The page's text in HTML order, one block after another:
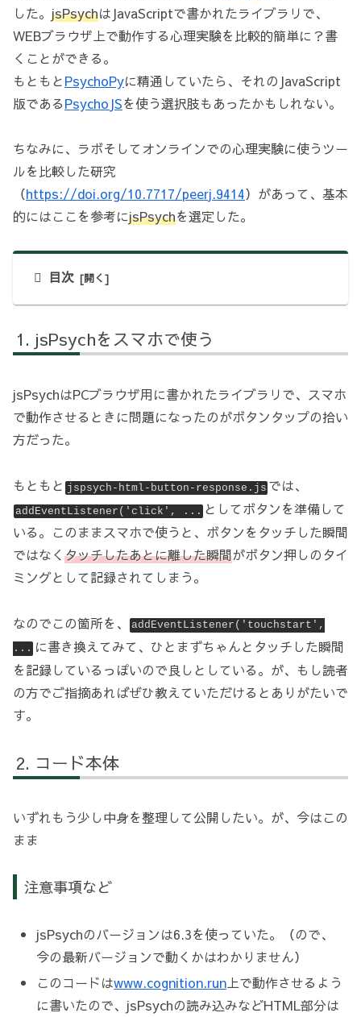
した。 jsPsychはJavaScriptで書かれたライブラリで、
WEBブラウザ上で動作する心理実験を比較的簡単に？書
くことができる。
もともとPsychoPyに精通していたら、それのJavaScript
版であるPsychoJSを使う選択肢もあったかもしれない。
ちなみに、ラボそしてオンラインでの心理実験に使うツー
ルを比較した研究
（https://doi.org/10.7717/peerj.9414）があって、基本
的にはここを参考にjsPsychを選定した。
目次
jsPsychをスマホで使う
jsPsychはPCブラウザ用に書かれたライブラリで、スマホ
で動作させるときに問題になったのがボタンタップの拾い
方だった。
もともと jspsych-html-button-response.js では、
addEventListener('click', ... としてボタンを準備して
いる。このままスマホで使うと、ボタンをタッチした瞬間
ではなく タッチしたあとに離した瞬間がボタン押しのタイ
ミングとして記録されてしまう。
なのでこの箇所を、
addEventListener('touchstart',
... に書き換えてみて、ひとまずちゃんとタッチした瞬間
を記録しているっぽいので良しとしている。が、もし読者
の方でご指摘あればぜひ教えていただけるとありがたいで
す。
コード本体
いずれもう少し中身を整理して公開したい。が、今はこの
まま
注意事項など
jsPsychのバージョンは6.3を使っていた。（ので、
今の最新バージョンで動くかはわかりません）
このコードはwww.cognition.run上で動作させるよう
に書いたので、jsPsychの読み込みなどHTML部分は